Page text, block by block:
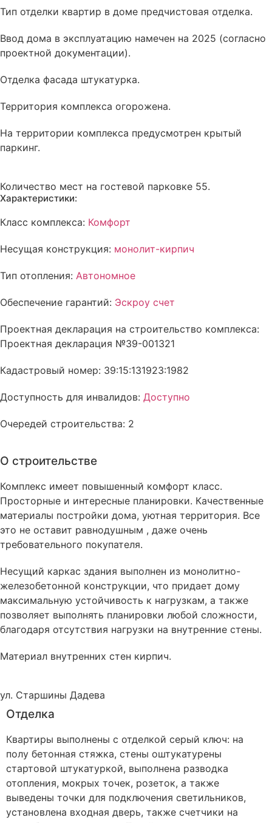
Тип отделки квартир в доме предчистовая отделка.
Ввод дома в эксплуатацию намечен на 2025 (согласно
проектной документации).
Отделка фасада штукатурка.
Территория комплекса огорожена.
На территории комплекса предусмотрен крытый
паркинг.
Количество мест на гостевой парковке 55.
Характеристики:
Класс комплекса: Комфорт
Несущая конструкция: монолит-кирпич
Тип отопления: Автономное
Обеспечение гарантий: Эскроу счет
Проектная декларация на строительство комплекса:
Проектная декларация №39-001321
Кадастровый номер: 39:15:131923:1982
Доступность для инвалидов: Доступно
Очередей строительства: 2
О строительстве
Комплекс имеет повышенный комфорт класс.
Просторные и интересные планировки. Качественные
материалы постройки дома, уютная территория. Все
это не оставит равнодушным , даже очень
требовательного покупателя.
Несущий каркас здания выполнен из монолитно-
железобетонной конструкции, что придает дому
максимальную устойчивость к нагрузкам, а также
позволяет выполнять планировки любой сложности,
благодаря отсутствия нагрузки на внутренние стены.
Материал внутренних стен кирпич.
ул. Старшины Дадева
Отделка
Квартиры выполнены с отделкой серый ключ: на
полу бетонная стяжка, стены оштукатурены
стартовой штукатуркой, выполнена разводка
отопления, мокрых точек, розеток, а также
выведены точки для подключения светильников,
установлена входная дверь, также счетчики на